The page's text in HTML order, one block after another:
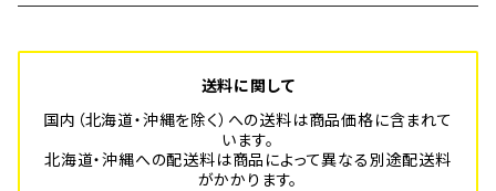
送料に関して
国内（北海道・沖縄を除く）への送料は商品価格に含まれて
います。
北海道・沖縄への配送料は商品によって異なる別途配送料
がかかります。